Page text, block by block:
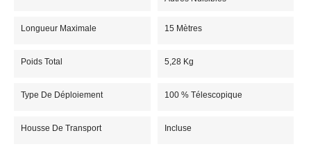
Longueur Maximale 15 Mètres
Poids Total 5,28 Kg
Type De Déploiement 100 % Télescopique
Housse De Transport Incluse